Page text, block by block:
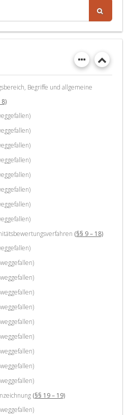
Begriffe und allgemeine
8)
(§§ 9 – 18)
(§§ 19 – 19)